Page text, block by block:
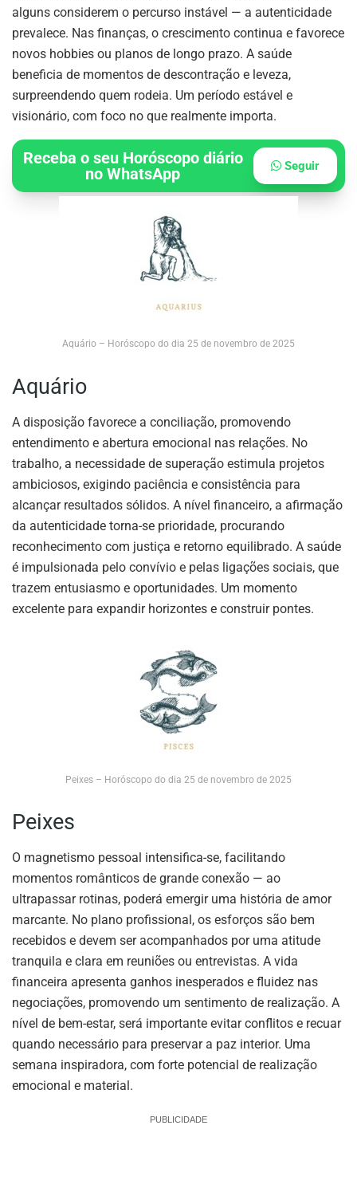
alguns considerem o percurso instável — a autenticidade
prevalece. Nas finanças, o crescimento continua e favorece
novos hobbies ou planos de longo prazo. A saúde
beneficia de momentos de descontração e leveza,
surpreendendo quem rodeia. Um período estável e
visionário, com foco no que realmente importa.
Receba o seu Horóscopo diário
no WhatsApp
Seguir
Aquário – Horóscopo do dia 25 de novembro de 2025
Aquário
A disposição favorece a conciliação, promovendo
entendimento e abertura emocional nas relações. No
trabalho, a necessidade de superação estimula projetos
ambiciosos, exigindo paciência e consistência para
alcançar resultados sólidos. A nível financeiro, a afirmação
da autenticidade torna-se prioridade, procurando
reconhecimento com justiça e retorno equilibrado. A saúde
é impulsionada pelo convívio e pelas ligações sociais, que
trazem entusiasmo e oportunidades. Um momento
excelente para expandir horizontes e construir pontes.
Peixes – Horóscopo do dia 25 de novembro de 2025
Peixes
O magnetismo pessoal intensifica-se, facilitando
momentos românticos de grande conexão — ao
ultrapassar rotinas, poderá emergir uma história de amor
marcante. No plano profissional, os esforços são bem
recebidos e devem ser acompanhados por uma atitude
tranquila e clara em reuniões ou entrevistas. A vida
financeira apresenta ganhos inesperados e fluidez nas
negociações, promovendo um sentimento de realização. A
nível de bem-estar, será importante evitar conflitos e recuar
quando necessário para preservar a paz interior. Uma
semana inspiradora, com forte potencial de realização
emocional e material.
PUBLICIDADE